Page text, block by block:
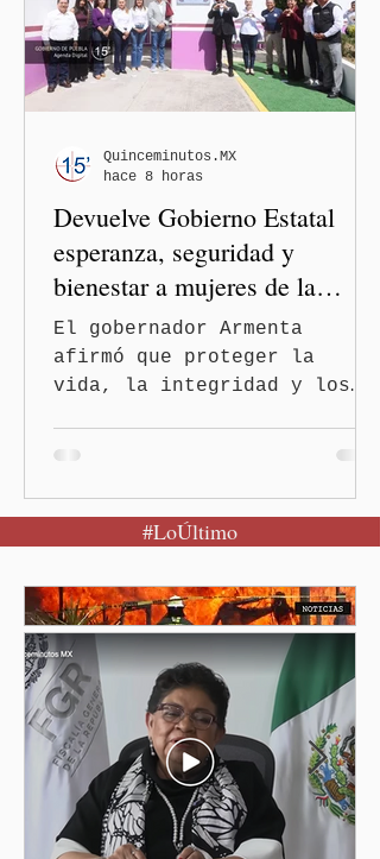
de viajeros del Reino Unido
que visitaron territorio
mexicano. A través de un
mensaje difundido en redes
informó que la Secretaría
de Salud activó de mane
Devuelve Gobierno Estatal
esperanza, seguridad y
bienestar a mujeres de la
periferia urbana
El gobernador Armenta
afirmó que proteger la
vida, la integridad y los
Puebla, Pue.-Cuando una
mujer encuentra un lugar
también recupera la
esperanza de vivir sin
miedo. Con esa visión, el
gobernador Alejandro
Armenta Mier inauguró el
Centro LIBRE (Libertad,
Igualdad, Bienestar, Redes,
Emancipación) número 62 y
la Casa Carmen Serdán
número 25 en el estado, la
Quinceminutos.MX
hace 8 horas
#LoÚltimo